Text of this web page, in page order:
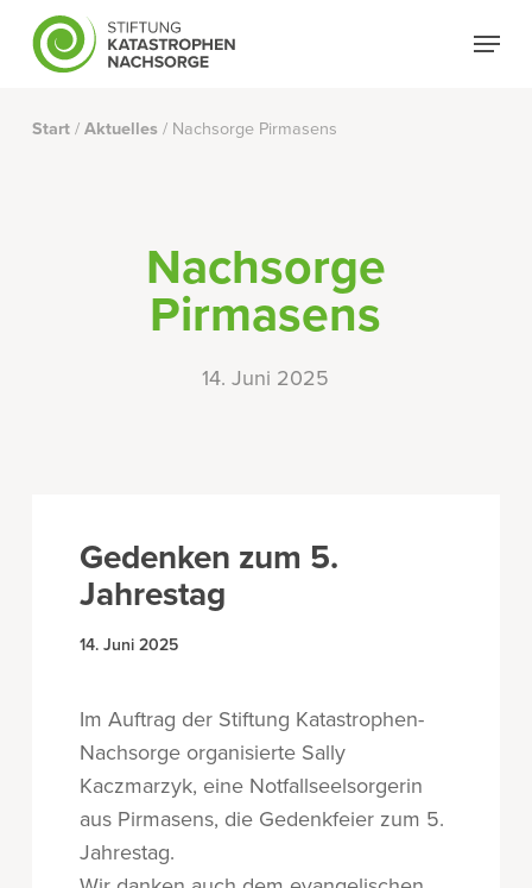
Skip
content
Menu
Start/Aktuelles/ Nachsorge Pirmasens
Nachsorge
Pirmasens
14. Juni 2025
Gedenken zum 5.
Jahrestag
14. Juni 2025
Im Auftrag der Stiftung Katastrophen-
Nachsorge organisierte Sally
Kaczmarzyk, eine Notfallseelsorgerin
aus Pirmasens, die Gedenkfeier zum 5.
Jahrestag.